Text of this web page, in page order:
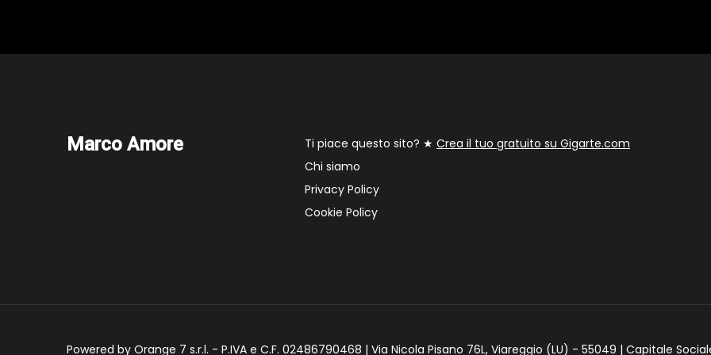
Marco Amore Ti piace questo sito? ★ Crea il tuo gratuito su Gigarte.com
Chi siamo
Privacy Policy
Cookie Policy
Powered by Orange 7 s.r.l. - P.IVA e C.F. 02486790468 | Via Nicola Pisano 76L, Viareggio (LU) - 55049 | Capitale